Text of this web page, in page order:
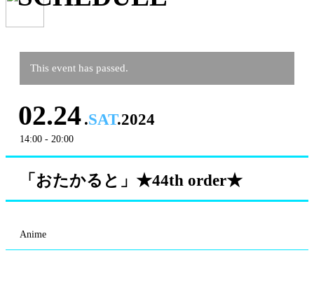
This event has passed.
02.24 .SAT.2024
14:00 - 20:00
「おたかると」★44th order★
Anime